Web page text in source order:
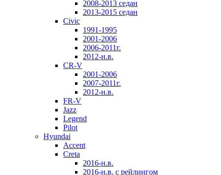
2008-2013 седан
2013-2015 седан
Civic
1991-1995
2001-2006
2006-2011г.
2012-н.в.
CR-V
2001-2006
2007-2011г.
2012-н.в.
FR-V
Jazz
Legend
Pilot
Hyundai
Accent
Creta
2016-н.в.
2016-н.в. с рейлингом